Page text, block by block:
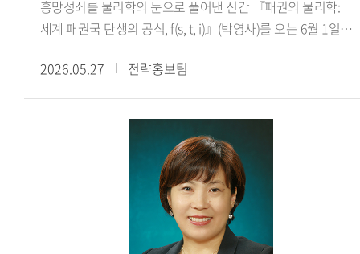
영상이 30만 뷰를 넘어 상을 받았습니다. 국가행사에서 대통령
통역을 맡기도 했습니다. 국가와 지역사회에 도움이 되는
앞으로의 활동 계획을 들려주세요.올해 우리 태국어학과가
창설 60주년을 맞이했습니다. 2학기에 학과 행사를 준비
중인데 동문들에게는 학교를 사랑하는 마음을 다시 떠올리게
해주고, 재학생들에게는 선배들과 교류하며 앞날을 개척하는
용기를 심어주려 합니다. 그리고 정년까지 남은 기간에
언어학과 이주민 연구를 병행해 좋은 학자로 남고 싶습니다.
그래서 우리 학생들에게 선배이자 교육자로서 꼭 필요한
사람이 되고자 합니다.※ 해당 인터뷰는 아래 Global HUFS
여름호 E-book을 통해서도 확인하실 수 있습니다(p.14-
이기는 38가지 방법』을 중심으로 현대 사회의 설득과 논쟁
구조를 해설하며, 논리와 수사학, 인간 심리에 대한 통찰을
흥망성쇠를 물리학의 눈으로 풀어낸 신간 『패권의 물리학:
세계 패권국 탄생의 공식, f(s, t, i)』(박영사)를 오는 6월 1일
제국의 팽창 메커니즘을 근대 대영 제국과 현대 미국의 사례로
법칙 에 따라 움직인다는 독창적인 통찰에 도달했다.
본서에서는 세계 3대 패권국(중세 몽골 제국, 근대 대영 제국,
현대 미국)의 탄생을 관통하는 패권 에너지 결정 공식(HE=si/t)
을 정립하여 역사 속 패권의 성쇠를 완전히 새로운 프레임으로
명쾌하게 풀어낸다.인문 사회과학과 자연과학의 경계를 허문
이번 신간은 인류의 과거와 현재를 관통하는 물리적 법칙을
제시하며, 현재의 미국 패권을 새롭게 조명하고 나아가 다가올
2026.05.27 전략홍보팀